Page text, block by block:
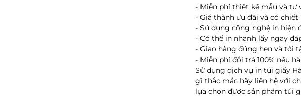
- Miễn phí thiết kế mẫu và tư
- Giá thành ưu đãi và có
- Sử dụng công nghệ in hiện
- Có thể in nhanh lấy ngay
- Giao hàng đúng hẹn và tới
- Miễn phí đổi trả 100% nếu
Sử dụng dịch vụ in túi giấy
gì thắc mắc hãy liên hệ với
lựa chọn được sản phẩm túi